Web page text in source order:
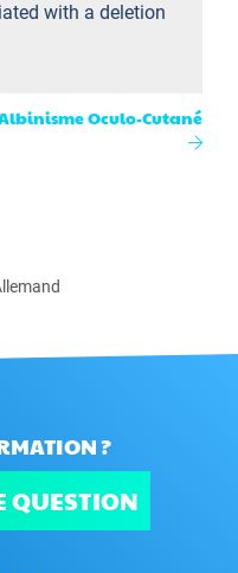
with a deletion
Oculo-Cutané
?
QUESTION